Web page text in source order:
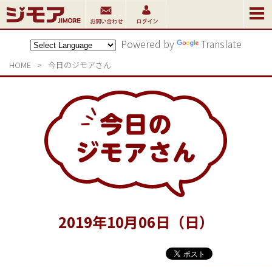
Powered by Translate
HOME > 今日のジモアさん
2019年10月06日（日）